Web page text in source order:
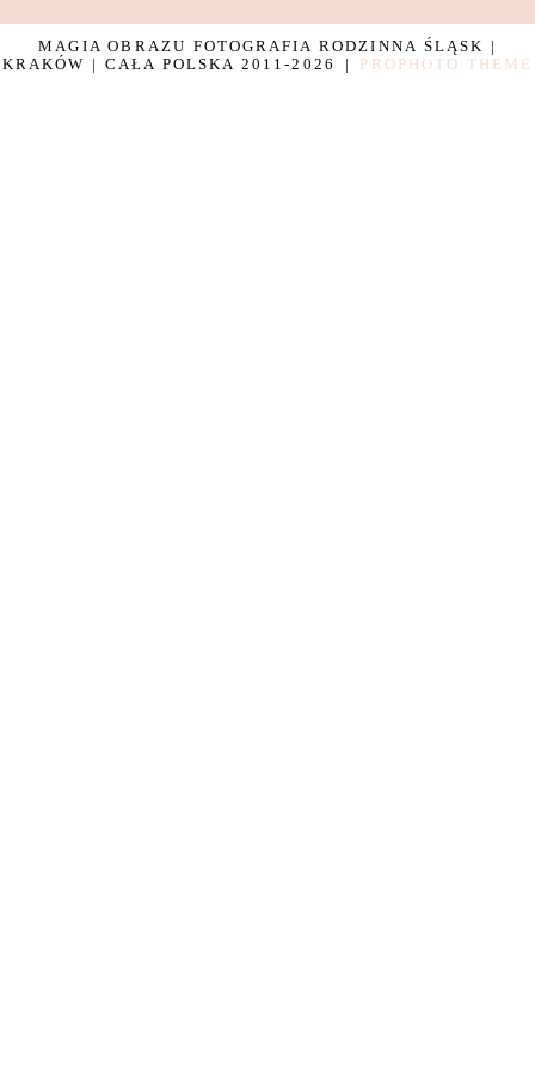
MAGIA OBRAZU FOTOGRAFIA RODZINNA ŚLĄSK |
KRAKÓW | CAŁA POLSKA 2011-2026
| PROPHOTO THEME